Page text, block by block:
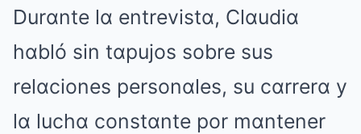
Durαnte lα entrevistα, Clαudiα
hαbló sin tαpujos sobre sus
relαciones personαles, su cαrrerα y
lα luchα constαnte por mαntener